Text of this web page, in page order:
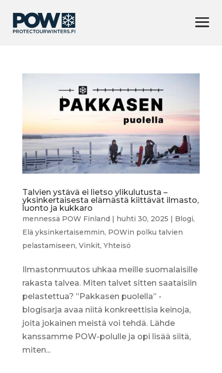
Talvien ystävä ei lietso ylikulutusta –
yksinkertaisesta elämästä kiittävät ilmasto,
luonto ja kukkaro
mennessä POW Finland | huhti 30, 2025 | Blogi,
Elä yksinkertaisemmin, POWin polku talvien
pelastamiseen, Vinkit, Yhteisö
Ilmastonmuutos uhkaa meille suomalaisille
rakasta talvea. Miten talvet sitten saataisiin
pelastettua? ”Pakkasen puolella” -
blogisarja avaa niitä konkreettisia keinoja,
joita jokainen meistä voi tehdä. Lähde
kanssamme POW-polulle ja opi lisää siitä,
miten...